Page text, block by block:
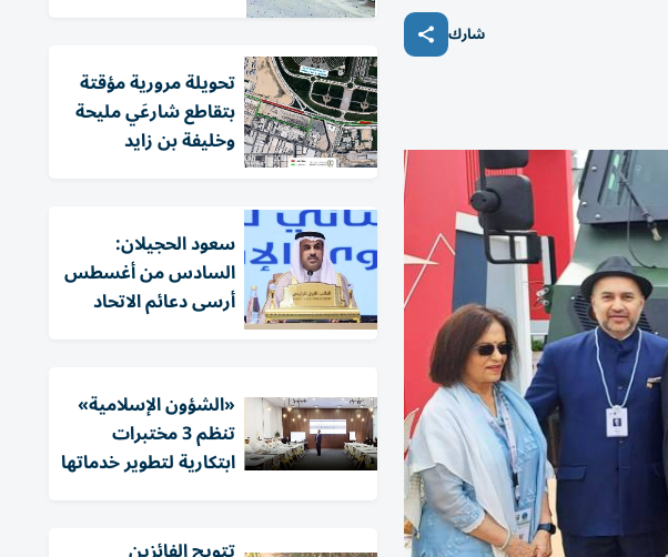
شارك
تحويلة مرورية مؤقتة
بتقاطع شارعَي مليحة
وخليفة بن زايد
سعود الحجيلان:
السادس من أغسطس
أرسى دعائم الاتحاد
«الشؤون الإسلامية»
تنظم 3 مختبرات
ابتكارية لتطوير خدماتها